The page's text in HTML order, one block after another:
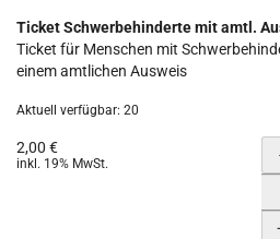
Ticket Schwerbehinderte mit amtl.
Ticket für Menschen mit
einem amtlichen Ausweis
Aktuell verfügbar: 20
2,00 €
inkl. 19% MwSt.